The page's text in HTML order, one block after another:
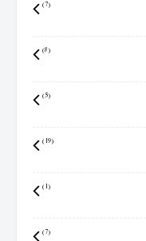
(7)
(8)
(5)
(19)
(1)
(7)